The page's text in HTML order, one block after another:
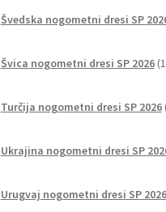
Švedska nogometni dresi SP
Švica nogometni dresi SP 2026
Turčija nogometni dresi SP 2026
Ukrajina nogometni dresi SP
Urugvaj nogometni dresi SP 2026